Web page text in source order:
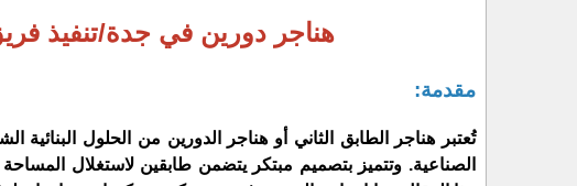
هناجر دورين في جدة/تنفيذ
مقدمة:
تُعتبر هناجر الطابق الثاني أو هناجر الدورين من الحلول
الصناعية. وتتميز بتصميم مبتكر يتضمن طابقين لاستغلال